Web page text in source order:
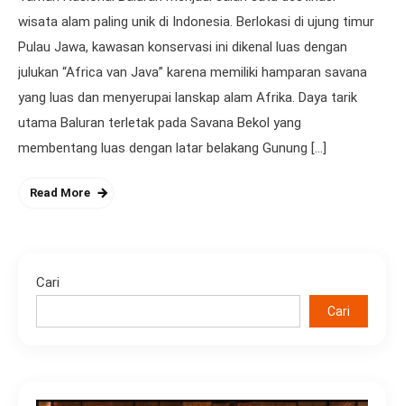
wisata alam paling unik di Indonesia. Berlokasi di ujung timur
Pulau Jawa, kawasan konservasi ini dikenal luas dengan
julukan “Africa van Java” karena memiliki hamparan savana
yang luas dan menyerupai lanskap alam Afrika. Daya tarik
utama Baluran terletak pada Savana Bekol yang
membentang luas dengan latar belakang Gunung […]
Read More
Cari
Cari